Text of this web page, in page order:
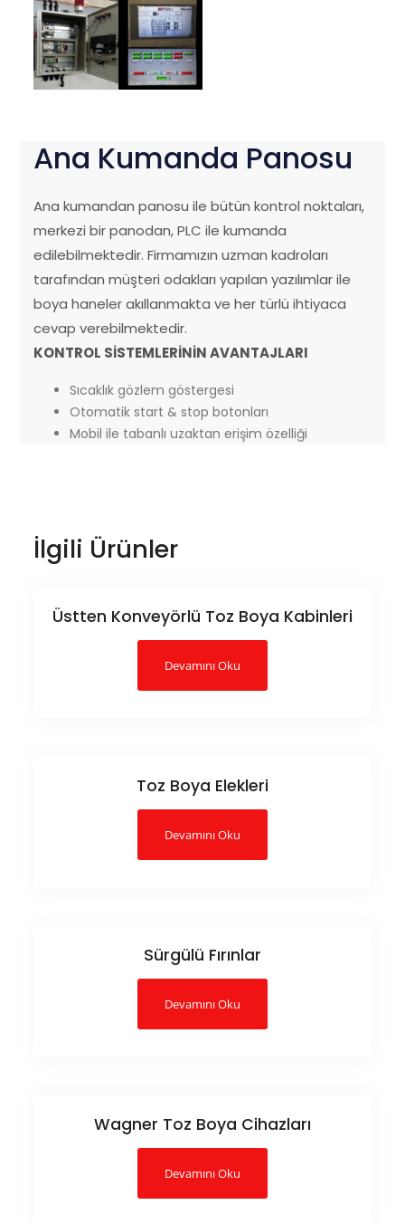
Ana Kumanda Panosu
Ana kumandan panosu ile bütün kontrol noktaları,
merkezi bir panodan, PLC ile kumanda
edilebilmektedir. Firmamızın uzman kadroları
tarafından müşteri odakları yapılan yazılımlar ile
boya haneler akıllanmakta ve her türlü ihtiyaca
cevap verebilmektedir.
KONTROL SİSTEMLERİNİN AVANTAJLARI
Sıcaklık gözlem göstergesi
Otomatik start & stop botonları
Mobil ile tabanlı uzaktan erişim özelliği
İlgili Ürünler
Üstten Konveyörlü Toz Boya Kabinleri
Devamını Oku
Toz Boya Elekleri
Devamını Oku
Sürgülü Fırınlar
Devamını Oku
Wagner Toz Boya Cihazları
Devamını Oku